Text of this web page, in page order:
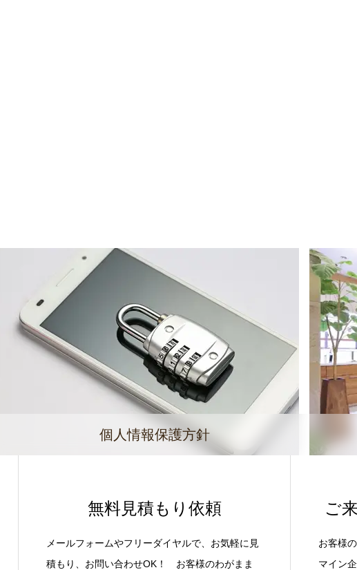
個人情報保護方針
無料見積もり依頼
メールフォームやフリーダイヤルで、お気軽に見
積もり、お問い合わせOK！ お客様のわがまま
ご
お客様
マイン